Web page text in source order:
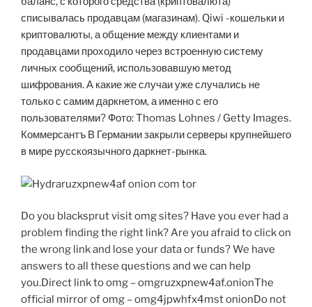
списывалась продавцам (магазинам). Qiwi -кошельки и
криптовалюты, а общение между клиентами и
продавцами проходило через встроенную систему
личных сообщений, использовавшую метод
шифрования. А какие же случаи уже случались не
только с самим даркнетом, а именно с его
пользователями? Фото: Thomas Lohnes / Getty Images.
Коммерсантъ В Германии закрыли серверы крупнейшего
в мире русскоязычного даркнет-рынка.
Do you blacksprut visit omg sites? Have you ever had a
problem finding the right link? Are you afraid to click on
the wrong link and lose your data or funds? We have
answers to all these questions and we can help
you.Direct link to omg – omgruzxpnew4af.onionThe
official mirror of omg – omg4jpwhfx4mst onionDo not